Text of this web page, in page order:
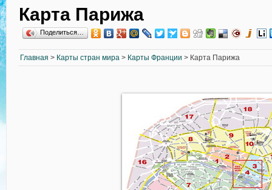
Карта Парижа
Поделиться…
Главная > Карты стран мира > Карты Франции > Карта Парижа